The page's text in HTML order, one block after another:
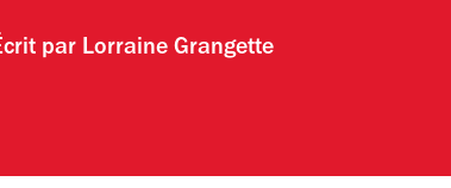
par Lorraine Grangette